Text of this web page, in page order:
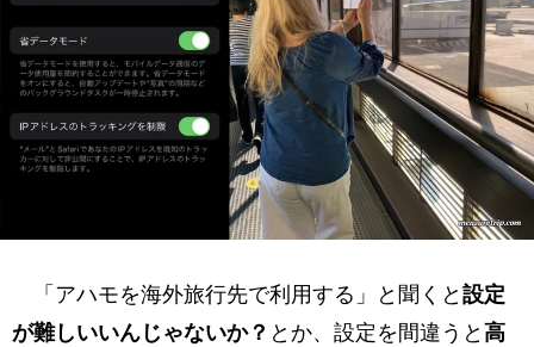
「アハモを海外旅行先で利用する」と聞くと 設定
が難しいいんじゃないか？ とか、設定を間違うと 高